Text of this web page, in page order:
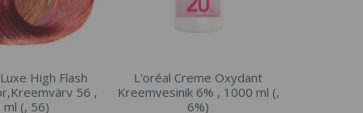
High Flash
56 ,
ml (, 56)
L'oréal Creme Oxydant
Kreemvesinik 6% , 1000 ml (,
6%)